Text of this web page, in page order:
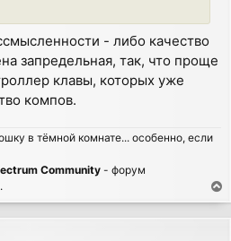
- либо качество
запредельная, так, что проще
клавы, которых уже
компов.
в тёмной комнате... особенно, если
Community - форум
o
p